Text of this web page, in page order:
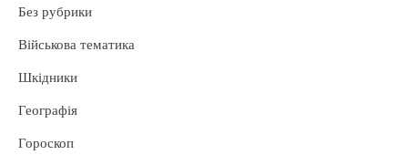
Без рубрики
Військова тематика
Шкідники
Географія
Гороскоп